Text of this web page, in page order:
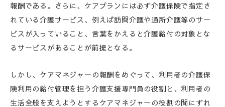
報酬である。さらに、ケアプランには必ず介護保険で指定さ
れている介護サービス、例えば訪問介護や通所介護等のサー
ビスが入っていること、言葉をかえると介護給付の対象とな
るサービスがあることが前提となる。
しかし、ケアマネジャーの報酬をめぐって、利用者の介護保
険利用の給付管理を担う介護支援専門員の役割と、利用者の
生活全般を支えようとするケアマネジャーの役割の間にずれ